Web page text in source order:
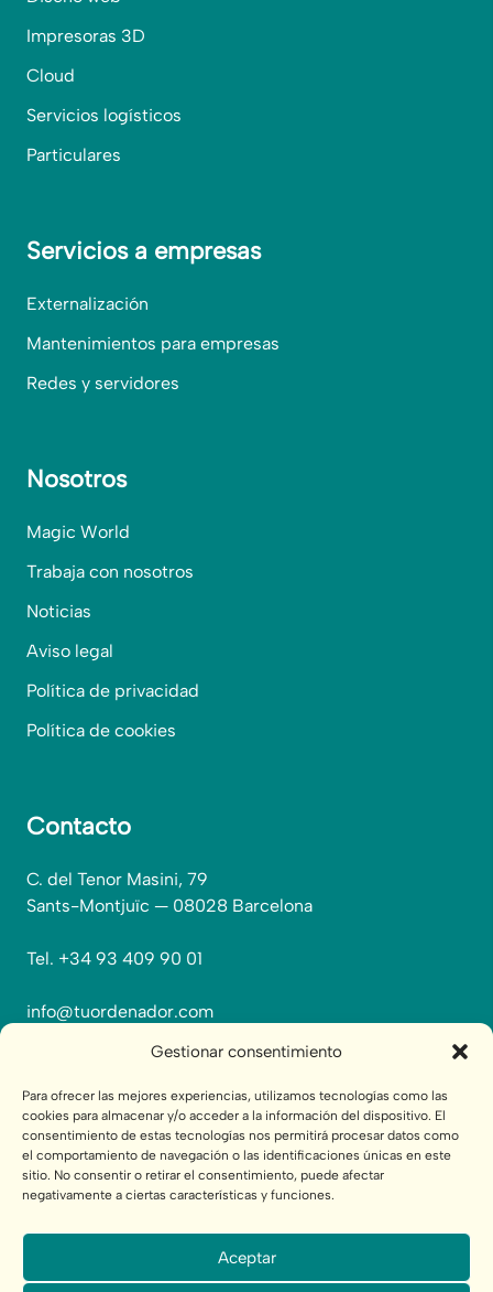
Gestionar consentimiento
Para ofrecer las mejores experiencias, utilizamos tecnologías como las
cookies para almacenar y/o acceder a la información del dispositivo. El
consentimiento de estas tecnologías nos permitirá procesar datos como
el comportamiento de navegación o las identificaciones únicas en este
sitio. No consentir o retirar el consentimiento, puede afectar
negativamente a ciertas características y funciones.
Aceptar
Impresoras 3D
Cloud
Servicios logísticos
Particulares
Servicios a empresas
Externalización
Mantenimientos para empresas
Redes y servidores
Nosotros
Magic World
Trabaja con nosotros
Noticias
Aviso legal
Política de privacidad
Política de cookies
Contacto
C. del Tenor Masini, 79
Sants-Montjuïc — 08028 Barcelona
Tel. +34 93 409 90 01
info@tuordenador.com